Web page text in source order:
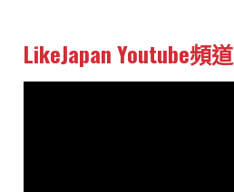
LikeJapan Youtube頻道